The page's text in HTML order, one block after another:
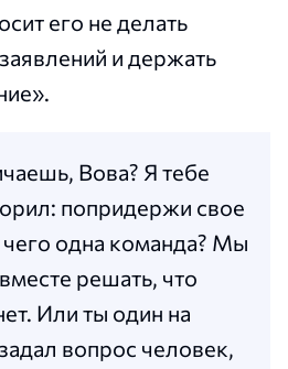
его не делать
и держать
Вова? Я тебе
попридержи свое
одна команда? Мы
решать, что
Или ты один на
вопрос человек,